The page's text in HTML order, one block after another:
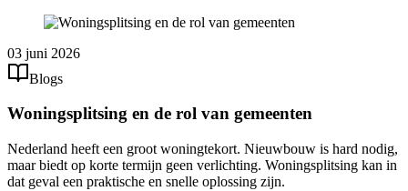
03 juni 2026
Blogs
Woningsplitsing en de rol van gemeenten
Nederland heeft een groot woningtekort. Nieuwbouw is hard nodig,
maar biedt op korte termijn geen verlichting. Woningsplitsing kan in
dat geval een praktische en snelle oplossing zijn.